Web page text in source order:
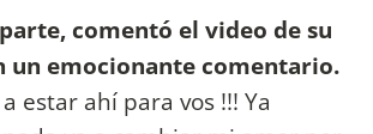
comentó el video de su
un emocionante comentario.
estar ahí para vos !!! Ya